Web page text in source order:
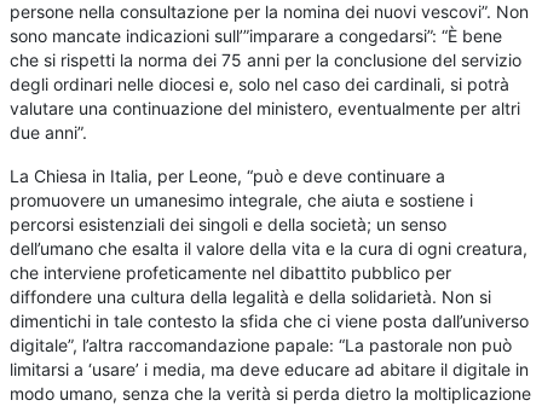
persone nella consultazione per la nomina dei nuovi vescovi”. Non
sono mancate indicazioni sull’”imparare a congedarsi”: “È bene
che si rispetti la norma dei 75 anni per la conclusione del servizio
degli ordinari nelle diocesi e, solo nel caso dei cardinali, si potrà
valutare una continuazione del ministero, eventualmente per altri
due anni”.
La Chiesa in Italia, per Leone, “può e deve continuare a
promuovere un umanesimo integrale, che aiuta e sostiene i
percorsi esistenziali dei singoli e della società; un senso
dell’umano che esalta il valore della vita e la cura di ogni creatura,
che interviene profeticamente nel dibattito pubblico per
diffondere una cultura della legalità e della solidarietà. Non si
dimentichi in tale contesto la sfida che ci viene posta dall’universo
digitale”, l’altra raccomandazione papale: “La pastorale non può
limitarsi a ‘usare’ i media, ma deve educare ad abitare il digitale in
modo umano, senza che la verità si perda dietro la moltiplicazione